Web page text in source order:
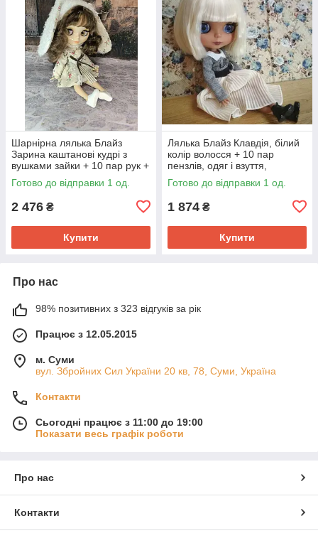
Шарнірна лялька Блайз
Зарина каштанові кудрі з
вушками зайки + 10 пар рук +
комплект з шапочкою і взуття
Готово до відправки 1 од.
2 476 ₴
Купити
Лялька Блайз Клавдія, білий
колір волосся + 10 пар
пензлів, одяг і взуття,
блондинка
Готово до відправки 1 од.
1 874 ₴
Купити
Про нас
98% позитивних з 323 відгуків за рік
Працює з 12.05.2015
м. Суми
вул. Збройних Сил України 20 кв, 78, Суми, Україна
Контакти
Сьогодні працює з 11:00 до 19:00
Показати весь графік роботи
Про нас
Контакти